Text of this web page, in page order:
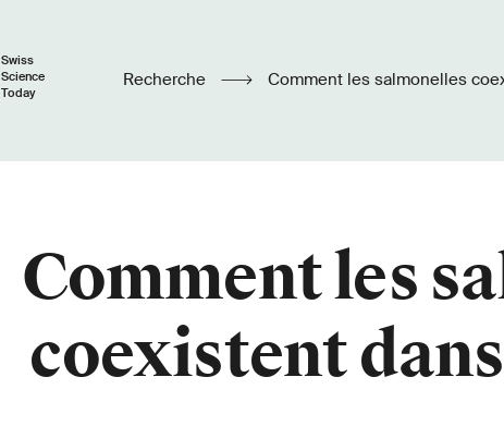
Swiss
Science
Today
Recherche Comment les salmonelles
Comment les
coexistent